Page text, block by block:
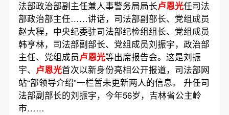
法部政治部副主任兼人事警务局局长卢恩光任司法
部政治部主任……讲话，司法部副部长、党组成员
赵大程，中央纪委驻司法部纪检组组长、党组成员
韩亨林，司法部副部长、党组成员刘振宇，政治部
主任、党组成员卢恩光等出席报告会。这是刘振
宇、 卢恩光首次以新身份亮相公开报道，司法部网
站“部领导介绍”一栏暂未更新两人的信息。 升任司
法部副部长的刘振宇，今年56岁，吉林省公主岭
市……